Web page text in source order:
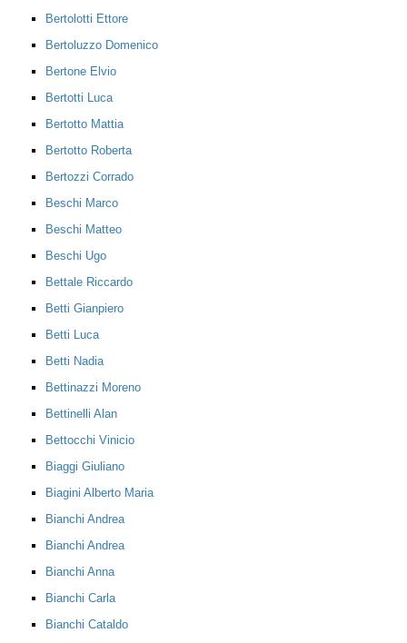
Bertolotti Ettore
Bertoluzzo Domenico
Bertone Elvio
Bertotti Luca
Bertotto Mattia
Bertotto Roberta
Bertozzi Corrado
Beschi Marco
Beschi Matteo
Beschi Ugo
Bettale Riccardo
Betti Gianpiero
Betti Luca
Betti Nadia
Bettinazzi Moreno
Bettinelli Alan
Bettocchi Vinicio
Biaggi Giuliano
Biagini Alberto Maria
Bianchi Andrea
Bianchi Andrea
Bianchi Anna
Bianchi Carla
Bianchi Cataldo